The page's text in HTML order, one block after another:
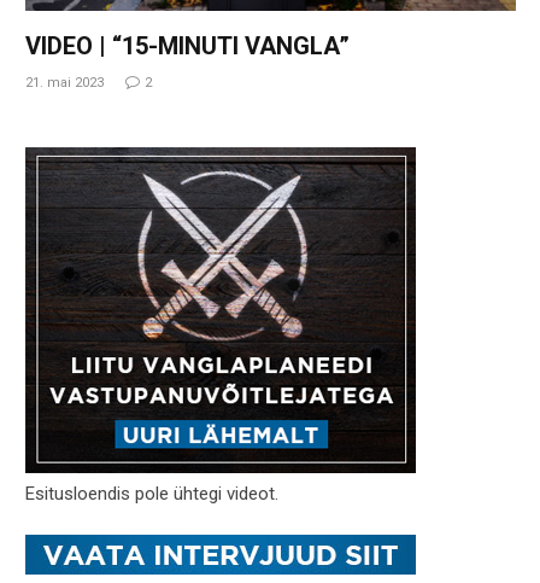
VIDEO | “15-MINUTI VANGLA”
21. mai 2023 2
Esitusloendis pole ühtegi videot.